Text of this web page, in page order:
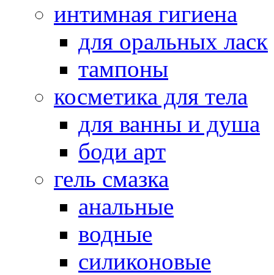
интимная гигиена
для оральных ласк
тампоны
косметика для тела
для ванны и душа
боди арт
гель смазка
анальные
водные
силиконовые